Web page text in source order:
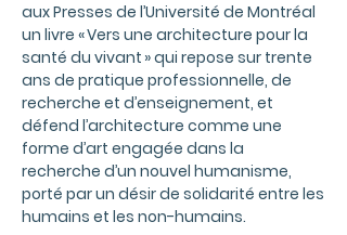
aux Presses de l’Université de Montréal
un livre « Vers une architecture pour la
santé du vivant » qui repose sur trente
ans de pratique professionnelle, de
recherche et d’enseignement, et
défend l’architecture comme une
forme d’art engagée dans la
recherche d’un nouvel humanisme,
porté par un désir de solidarité entre les
humains et les non-humains.